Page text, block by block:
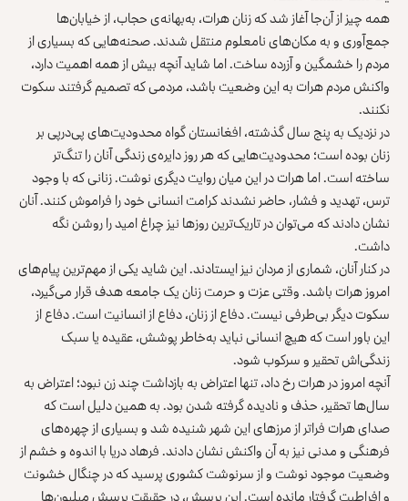
همه‌ چیز از آن‌جا آغاز شد که زنان هرات، به‌بهانه‌ی حجاب، از خیابان‌ها
جمع‌آوری و به مکان‌های نامعلوم منتقل شدند. صحنه‌هایی که بسیاری از
مردم را خشمگین و آزرده ساخت. اما شاید آنچه بیش از همه اهمیت دارد،
واکنش مردم هرات به این وضعیت باشد، مردمی که تصمیم گرفتند سکوت
نکنند.
در نزدیک به پنج سال گذشته، افغانستان گواه محدودیت‌های پی‌درپی بر
زنان بوده‌ است؛ محدودیت‌هایی که هر روز دایره‌ی زندگی آنان را تنگ‌تر
ساخته‌ است. اما هرات در این میان روایت دیگری نوشت. زنانی که با وجود
ترس، تهدید و فشار، حاضر نشدند کرامت انسانی خود را فراموش کنند. آنان
نشان دادند که می‌توان در تاریک‌ترین روزها نیز چراغ امید را روشن نگه
داشت.
در کنار آنان، شماری از مردان نیز ایستادند. این شاید یکی از مهم‌ترین پیام‌های
امروز هرات باشد. وقتی عزت و حرمت زنان یک جامعه هدف قرار می‌گیرد،
سکوت دیگر بی‌طرفی نیست. دفاع از زنان، دفاع از انسانیت است. دفاع از
این باور است که هیچ انسانی نباید به‌خاطر پوشش، عقیده یا سبک
زندگی‌اش تحقیر و سرکوب شود.
آنچه امروز در هرات رخ داد، تنها اعتراض به بازداشت چند زن نبود؛ اعتراض به
سال‌ها تحقیر، حذف و نادیده گرفته شدن بود. به همین دلیل است که
صدای هرات فراتر از مرزهای این شهر شنیده شد و بسیاری از چهره‌های
فرهنگی و مدنی نیز به آن واکنش نشان دادند. فرهاد دریا با اندوه و خشم از
وضعیت موجود نوشت و از سرنوشت کشوری پرسید که در چنگال خشونت
و افراطیت گرفتار مانده‌ است. این پرسش، در حقیقت پرسش میلیون‌ها